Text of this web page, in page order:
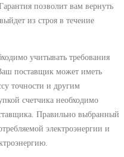
позволит вам вернуть
из строя в течение
учитывать требования
поставщик может иметь
точности и другим
счетчика необходимо
Правильно выбранный
электроэнергии и